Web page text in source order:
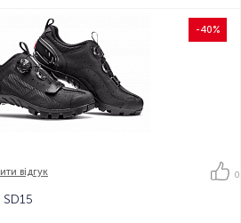
-40%
вiдгук 0